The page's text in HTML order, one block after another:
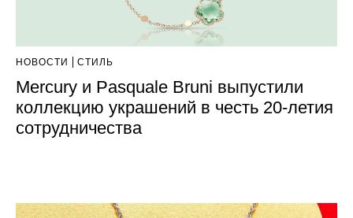
НОВОСТИ СТИЛЬ
Mercury и Pasquale Bruni выпустили
коллекцию украшений в честь 20-летия
сотрудничества